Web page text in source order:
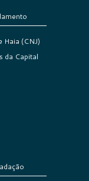
Haia (CNJ)
da Capital